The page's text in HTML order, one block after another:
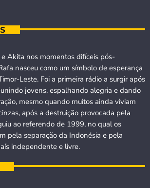
Akita nos momentos difíceis pós-
nasceu como um símbolo de esperança
Leste. Foi a primeira rádio a surgir após
jovens, espalhando alegria e dando
mesmo quando muitos ainda viviam
após a destruição provocada pela
ao referendo de 1999, no qual os
pela separação da Indonésia e pela
independente e livre.